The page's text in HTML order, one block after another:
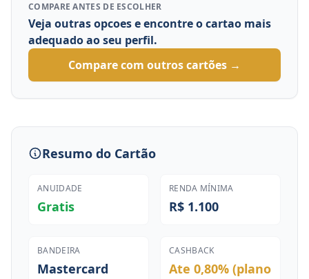
COMPARE ANTES DE ESCOLHER
Veja outras opcoes e encontre o cartao mais
adequado ao seu perfil.
Compare com outros cartões →
Resumo do Cartão
ANUIDADE
Gratis
RENDA MÍNIMA
R$ 1.100
BANDEIRA
Mastercard
CASHBACK
Ate 0,80% (plano